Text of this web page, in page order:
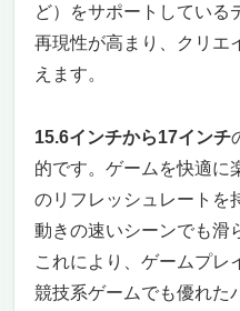
まとめ：動画編
士通 LIFEBOOK
マンスに優れたノ
大画面と高解像
環境を提供
指紋認証でセキ
優れたインター
まとめ：コスト
ど）をサポートしている
再現性が高まり、クリエ
えます。
15.6インチから17インチ
的です。ゲームを快適に
のリフレッシュレートを
動きの速いシーンでも滑
これにより、ゲームプレ
競技系ゲームでも優れた